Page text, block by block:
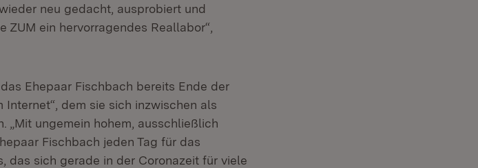
neu gedacht, ausprobiert und
ein hervorragendes Reallabor“,
Ehepaar Fischbach bereits Ende der
Internet“, dem sie sich inzwischen als
„Mit ungemein hohem, ausschließlich
Fischbach jeden Tag für das
das sich gerade in der Coronazeit für viele